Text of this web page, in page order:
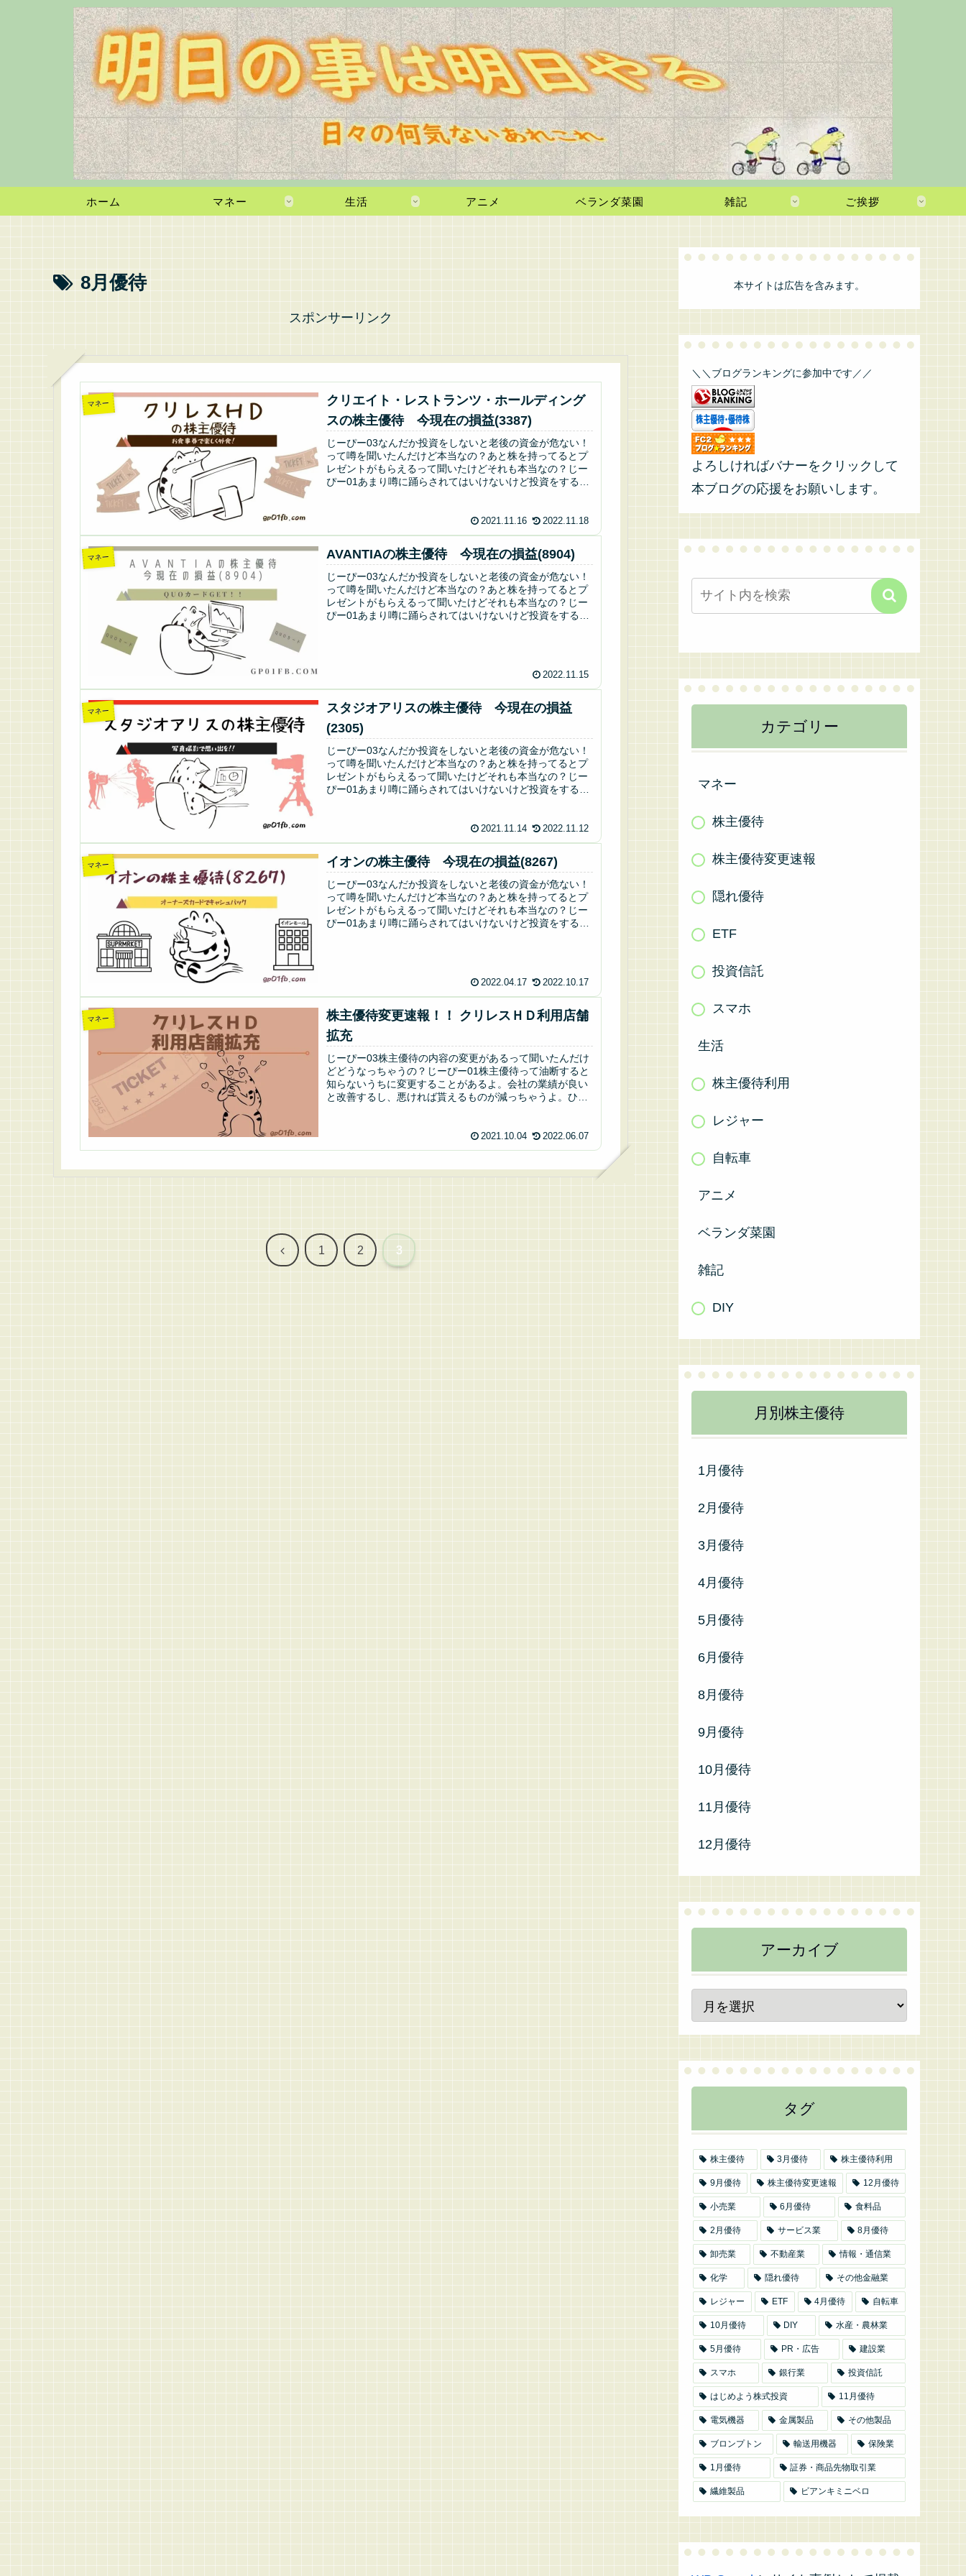
ホーム マネー 生活 アニメ ベランダ菜園 雑記 ご挨拶
8月優待
スポンサーリンク
マネー
クリエイト・レストランツ・ホールディング
スの株主優待 今現在の損益(3387)
じーぴー03なんだか投資をしないと老後の資金が危ない！
って噂を聞いたんだけど本当なの？あと株を持ってるとプ
レゼントがもらえるって聞いたけどそれも本当なの？じー
ぴー01あまり噂に踊らされてはいけないけど投資をするの
2021.11.16 2022.11.18
マネー AVANTIAの株主優待 今現在の損益(8904)
じーぴー03なんだか投資をしないと老後の資金が危ない！
って噂を聞いたんだけど本当なの？あと株を持ってるとプ
レゼントがもらえるって聞いたけどそれも本当なの？じー
ぴー01あまり噂に踊らされてはいけないけど投資をするの
2022.11.15
マネー
スタジオアリスの株主優待 今現在の損益
(2305)
じーぴー03なんだか投資をしないと老後の資金が危ない！
って噂を聞いたんだけど本当なの？あと株を持ってるとプ
レゼントがもらえるって聞いたけどそれも本当なの？じー
ぴー01あまり噂に踊らされてはいけないけど投資をするの
2021.11.14 2022.11.12
マネー イオンの株主優待 今現在の損益(8267)
じーぴー03なんだか投資をしないと老後の資金が危ない！
って噂を聞いたんだけど本当なの？あと株を持ってるとプ
レゼントがもらえるって聞いたけどそれも本当なの？じー
ぴー01あまり噂に踊らされてはいけないけど投資をするの
2022.04.17 2022.10.17
マネー
株主優待変更速報！！ クリレスＨＤ利用店舗
拡充
じーぴー03株主優待の内容の変更があるって聞いたんだけ
どどうなっちゃうの？じーぴー01株主優待って油断すると
知らないうちに変更することがあるよ。会社の業績が良い
と改善するし、悪ければ貰えるものが減っちゃうよ。ひど
2021.10.04 2022.06.07
前 1 2 3
本サイトは広告を含みます。
＼＼ブログランキングに参加中です／／
よろしければバナーをクリックして
本ブログの応援をお願いします。
カテゴリー
マネー
株主優待
株主優待変更速報
隠れ優待
ETF
投資信託
スマホ
生活
株主優待利用
レジャー
自転車
アニメ
ベランダ菜園
雑記
DIY
月別株主優待
1月優待
2月優待
3月優待
4月優待
5月優待
6月優待
8月優待
9月優待
10月優待
11月優待
12月優待
アーカイブ
タグ
株主優待 3月優待 株主優待利用
9月優待 株主優待変更速報 12月優待
小売業 6月優待 食料品
2月優待 サービス業 8月優待
卸売業 不動産業 情報・通信業
化学 隠れ優待 その他金融業
レジャー ETF 4月優待 自転車
10月優待 DIY 水産・農林業
5月優待 PR・広告 建設業
スマホ 銀行業 投資信託
はじめよう株式投資 11月優待
電気機器 金属製品 その他製品
ブロンプトン 輸送用機器 保険業
1月優待 証券・商品先物取引業
繊維製品 ビアンキミニベロ